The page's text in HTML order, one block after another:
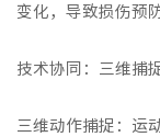
变化，导致损伤预
技术协同：三维捕
三维动作捕捉：运